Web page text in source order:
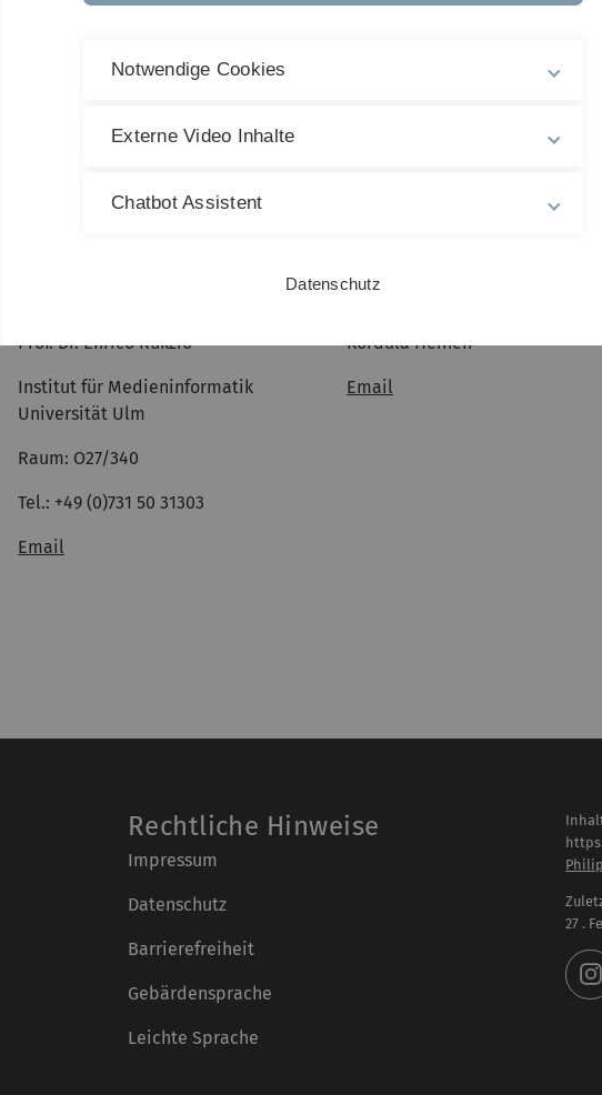
Erster Beisitzer (WG 2)
Prof. Dr. Enrico Rukzio
Institut für Medieninformatik
Universität Ulm
Raum: O27/340
Tel.: +49 (0)731 50 31303
Email
Zweite Beisitzerin (WG 1)
Kordula Heinen
Email
Rechtliche Hinweise
Impressum
Datenschutz
Barrierefreiheit
Gebärdensprache
Leichte Sprache
27 .
Notwendige Cookies
Externe Video Inhalte
Chatbot Assistent
Datenschutz